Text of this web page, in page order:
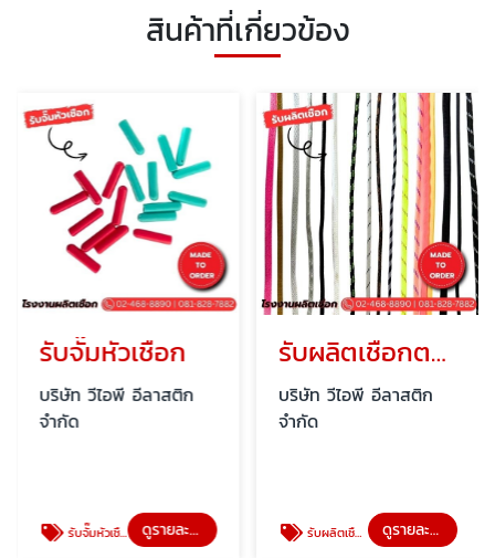
สินค้าที่เกี่ยวข้อง
รับจั๊มหัวเชือก
บริษัท วีไอพี อีลาสติก
จำกัด
รับจั๊มหัวเชือก ดูรายละเอียด
รับผลิตเชือกตามแบบ
บริษัท วีไอพี อีลาสติก
จำกัด
รับผลิตเชือกตามแบบ ดูรายละเอียด